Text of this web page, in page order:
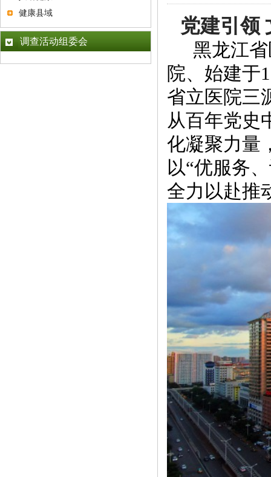
党建引领
黑龙江
院、始建于
省立医院三
从百年党史
化凝聚力量
以“优服务、
全力以赴推
健康县域
调查活动组委会